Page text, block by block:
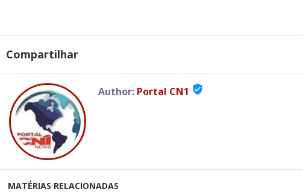
Compartilhar
Author: Portal CN1 verified_user
MATÉRIAS RELACIONADAS